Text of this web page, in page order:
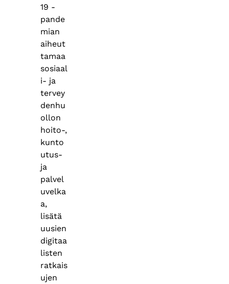
19 -
pande
mian
aiheut
tamaa
sosiaal
i- ja
tervey
denhu
ollon
hoito-,
kunto
utus-
ja
palvel
uvelka
a,
lisätä
uusien
digitaa
listen
ratkais
ujen